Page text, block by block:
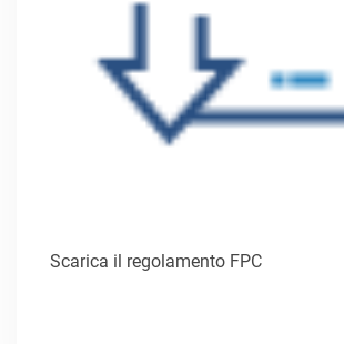
Scarica il regolamento FPC